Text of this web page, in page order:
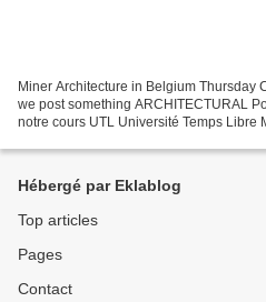
Miner Architecture in Belgium Thursday
we post something ARCHITECTURAL
notre cours UTL Université Temps Libre
Hébergé par Eklablog
Top articles
Pages
Contact